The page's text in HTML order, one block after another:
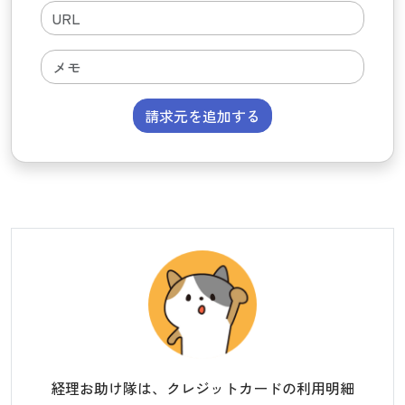
請求元を追加する
経理お助け隊は、クレジットカードの利用明細